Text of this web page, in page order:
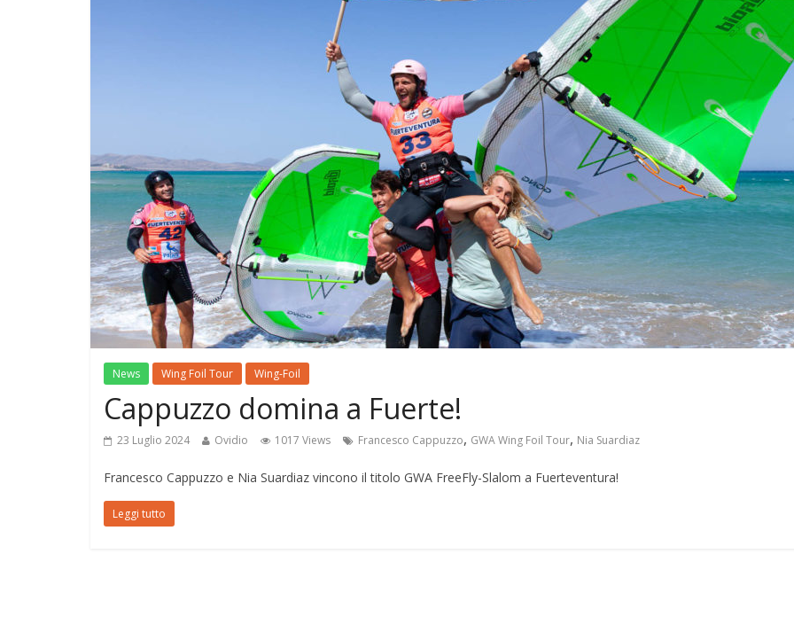
News Wing Foil Tour Wing-Foil
Cappuzzo domina a Fuerte!
23 Luglio 2024 Ovidio 1017 Views Francesco Cappuzzo, GWA Wing Foil Tour, Nia Suardiaz
Francesco Cappuzzo e Nia Suardiaz vincono il titolo GWA FreeFly-Slalom a Fuerteventura!
Leggi tutto